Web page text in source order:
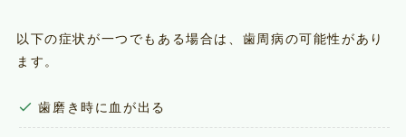
以下の症状が一つでもある場合は、歯周病の可能性があり
ます。
歯磨き時に血が出る